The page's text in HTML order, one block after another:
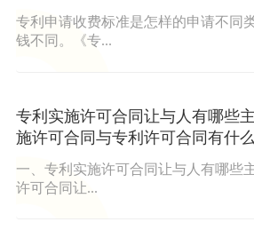
专利申请收费标准是怎样的申请不同
钱不同。《专...
专利实施许可合同让与人有哪些
施许可合同与专利许可合同有什
一、专利实施许可合同让与人有哪些
许可合同让...